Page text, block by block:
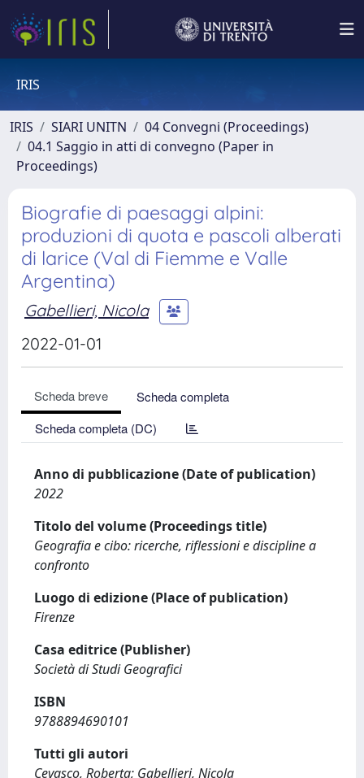
IRIS
IRIS SIARI UNITN
04 Convegni (Proceedings)
04.1 Saggio in atti di convegno (Paper in
Proceedings)
Biografie di paesaggi alpini:
produzioni di quota e pascoli alberati
di larice (Val di Fiemme e Valle
Argentina)
Gabellieri, Nicola
2022-01-01
Scheda breve
Scheda completa
Scheda completa (DC)
Anno di pubblicazione (Date of publication)
2022
Titolo del volume (Proceedings title)
Geografia e cibo: ricerche, riflessioni e discipline a
confronto
Luogo di edizione (Place of publication)
Firenze
Casa editrice (Publisher)
Società di Studi Geografici
ISBN
9788894690101
Tutti gli autori
Cevasco, Roberta; Gabellieri, Nicola